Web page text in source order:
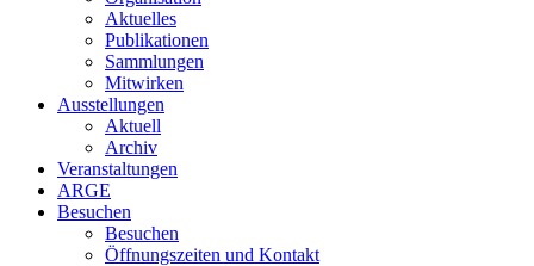
Aktuelles
Publikationen
Sammlungen
Mitwirken
Ausstellungen
Aktuell
Archiv
Veranstaltungen
ARGE
Besuchen
Besuchen
Öffnungszeiten und Kontakt